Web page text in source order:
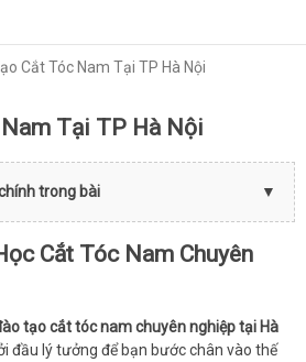
Cắt Tóc Nam Tại TP Hà Nội
Tại TP Hà Nội
trong bài
Cắt Tóc Nam Chuyên
tạo cắt tóc nam chuyên nghiệp tại Hà
đầu lý tưởng để bạn bước chân vào thế